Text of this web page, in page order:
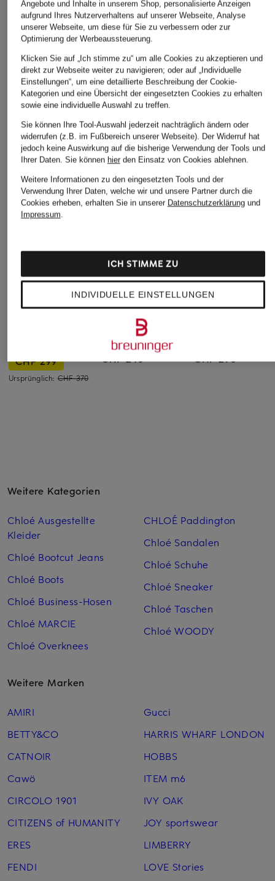
GUCCI
CHF 299
Ursprünglich: CHF 370
GUCCI
Sonnenbrille
GC001665
CHF 240
GUCCI
CHF 290
Weitere Kategorien
Chloé Ausgestellte
Kleider
Chloé Bootcut Jeans
Chloé Boots
Chloé Business-Hosen
Chloé MARCIE
Chloé Overknees
CHLOÉ Paddington
Chloé Sandalen
Chloé Schuhe
Chloé Sneaker
Chloé Taschen
Chloé WOODY
Weitere Marken
AMIRI
BETTY&CO
CATNOIR
Cawö
CIRCOLO 1901
CITIZENS of HUMANITY
ERES
FENDI
Gucci
HARRIS WHARF LONDON
HOBBS
ITEM m6
IVY OAK
JOY sportswear
LIMBERRY
LOVE Stories
Angebote und Inhalte in unserem Shop, personalisierte Anzeigen
aufgrund Ihres Nutzerverhaltens auf unserer Webseite, Analyse
unserer Webseite, um diese für Sie zu verbessern oder zur
Optimierung der Werbeaussteuerung.
Klicken Sie auf „Ich stimme zu“ um alle Cookies zu akzeptieren und
direkt zur Webseite weiter zu navigieren; oder auf „Individuelle
Einstellungen“, um eine detaillierte Beschreibung der Cookie-
Kategorien und eine Übersicht der eingesetzten Cookies zu erhalten
sowie eine individuelle Auswahl zu treffen.
Sie können Ihre Tool-Auswahl jederzeit nachträglich ändern oder
widerrufen (z.B. im Fußbereich unserer Webseite). Der Widerruf hat
jedoch keine Auswirkung auf die bisherige Verwendung der Tools und
Ihrer Daten. Sie können hierden Einsatz von Cookies ablehnen.
Weitere Informationen zu den eingesetzten Tools und der
Verwendung Ihrer Daten, welche wir und unsere Partner durch die
Cookies erheben, erhalten Sie in unserer Datenschutzerklärungund
Impressum.
INDIVIDUELLE EINSTELLUNGEN
ICH STIMME ZU